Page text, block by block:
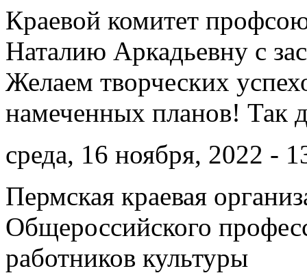
Краевой комитет
Наталию Аркадьевну с
Желаем творческих
намеченных планов! Так
среда, 16 ноября, 2022 -
Пермская краевая
Общероссийского
работников культуры